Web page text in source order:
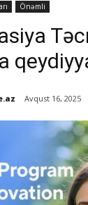
Önəmli
Avqust 16, 2025